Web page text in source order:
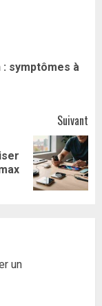
symptômes à
Suivant
un